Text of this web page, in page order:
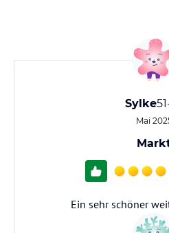
Sylke
Mai
Ein sehr schöner